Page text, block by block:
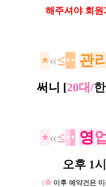
해 주셔야 회
⋆«≤·· 관리
써니 [20대/
⋆«≤·· 영
오후 1
{✿ 이후 예약건은 미